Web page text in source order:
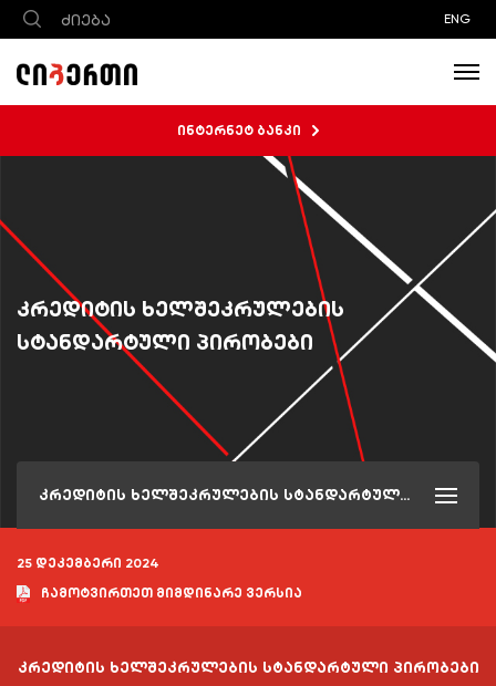
ENG
ინტერნეტ ბანკი
კრედიტის ხელშეკრულების
სტანდარტული პირობები
კრედიტის ხელშეკრულების სტანდარტული პირობები
25 დეკემბერი 2024
ჩამოტვირთეთ მიმდინარე ვერსია
კრედიტის ხელშეკრულების სტანდარტული პირობები